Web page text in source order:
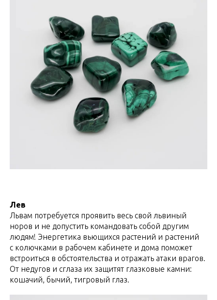
Лев
Львам потребуется проявить весь свой львиный
норов и не допустить командовать собой другим
людям! Энергетика вьющихся растений и растений
с колючками в рабочем кабинете и дома поможет
встроиться в обстоятельства и отражать атаки врагов.
От недугов и сглаза их защитят глазковые камни:
кошачий, бычий, тигровый глаз.